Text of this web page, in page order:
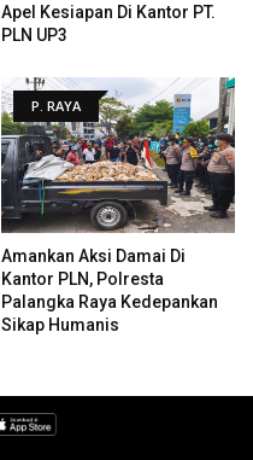
Apel Kesiapan Di Kantor PT.
PLN UP3
P. RAYA
Amankan Aksi Damai Di
Kantor PLN, Polresta
Palangka Raya Kedepankan
Sikap Humanis